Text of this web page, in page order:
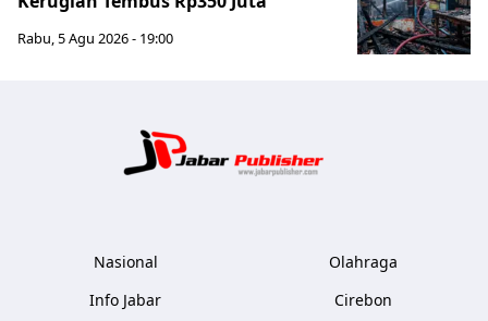
Rabu, 5 Agu 2026 - 19:00
Nasional
Info Jabar
Olahraga
Cirebon